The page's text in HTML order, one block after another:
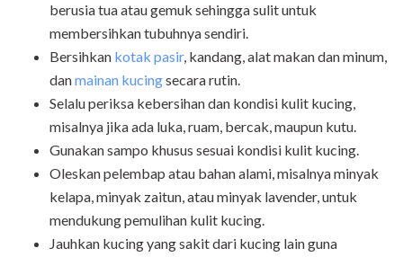
berusia tua atau gemuk sehingga sulit untuk
membersihkan tubuhnya sendiri.
Bersihkan kotak pasir, kandang, alat makan dan minum,
danmainan kucingsecara rutin.
Selalu periksa kebersihan dan kondisi kulit kucing,
misalnya jika ada luka, ruam, bercak, maupun kutu.
Gunakan sampo khusus sesuai kondisi kulit kucing.
Oleskan pelembap atau bahan alami, misalnya minyak
kelapa, minyak zaitun, atau minyak lavender, untuk
mendukung pemulihan kulit kucing.
Jauhkan kucing yang sakit dari kucing lain guna